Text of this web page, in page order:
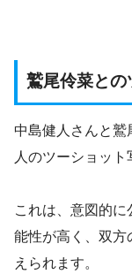
鷲尾伶菜との
中島健人さんと鷲
人のツーショット
これは、意図的
能性が高く、双方
えられます。